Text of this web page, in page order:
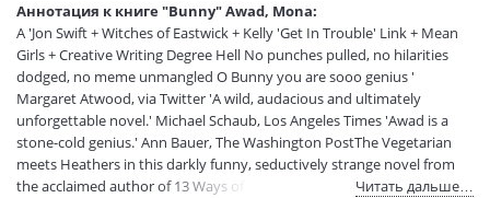
Код товара:
50074578
Артикул:
14895550
ISBN:
9780525559757
В продаже с:
21.04.2023
Аннотация к книге "Bunny" Awad, Mona:
A 'Jon Swift + Witches of Eastwick + Kelly 'Get In Trouble' Link + Mean
Girls + Creative Writing Degree Hell No punches pulled, no hilarities
dodged, no meme unmangled O Bunny you are sooo genius '
Margaret Atwood, via Twitter 'A wild, audacious and ultimately
unforgettable novel.' Michael Schaub, Los Angeles Times 'Awad is a
stone-cold genius.' Ann Bauer, The Washington PostThe Vegetarian
meets Heathers in this darkly funny, seductively strange novel from
the acclaimed author of 13 Ways of Looking at a Fat Girl 'We were just
Читать дальше…